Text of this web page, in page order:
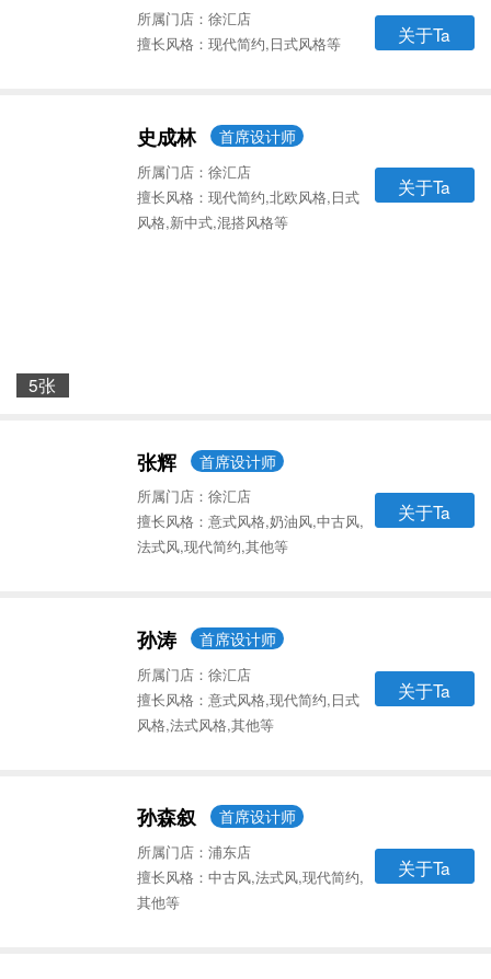
所属门店：徐汇店
擅长风格：现代简约,日式风格等
关于Ta
史成林 首席设计师
所属门店：徐汇店
擅长风格：现代简约,北欧风格,日式
风格,新中式,混搭风格等
关于Ta
5张
张辉 首席设计师
所属门店：徐汇店
擅长风格：意式风格,奶油风,中古风,
法式风,现代简约,其他等
关于Ta
孙涛 首席设计师
所属门店：徐汇店
擅长风格：意式风格,现代简约,日式
风格,法式风格,其他等
关于Ta
孙森叙 首席设计师
所属门店：浦东店
擅长风格：中古风,法式风,现代简约,
其他等
关于Ta